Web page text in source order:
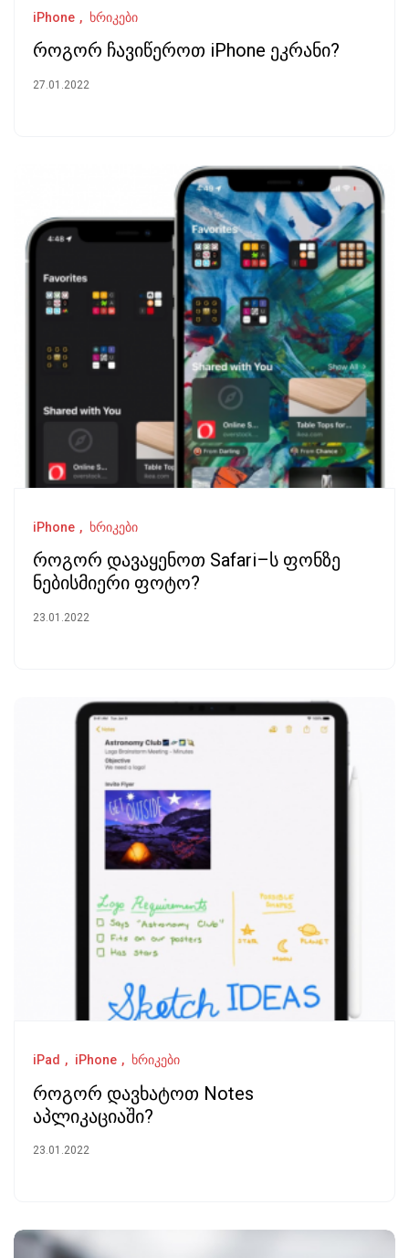
iPhone ხრიკები
როგორ ჩავიწეროთ iPhone ეკრანი?
27.01.2022
iPhone ხრიკები
როგორ დავაყენოთ Safari–ს ფონზე
ნებისმიერი ფოტო?
23.01.2022
iPad iPhone ხრიკები
როგორ დავხატოთ Notes
აპლიკაციაში?
23.01.2022